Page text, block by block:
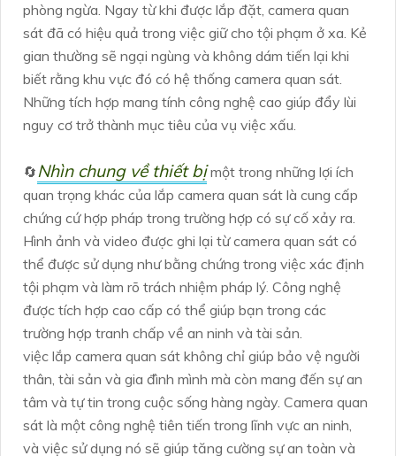
phòng ngừa. Ngay từ khi được lắp đặt, camera quan
sát đã có hiệu quả trong việc giữ cho tội phạm ở xa. Kẻ
gian thường sẽ ngại ngùng và không dám tiến lại khi
biết rằng khu vực đó có hệ thống camera quan sát.
Những tích hợp mang tính công nghệ cao giúp đẩy lùi
nguy cơ trở thành mục tiêu của vụ việc xấu.
🔄Nhìn chung về thiết bịmột trong những lợi ích
quan trọng khác của lắp camera quan sát là cung cấp
chứng cứ hợp pháp trong trường hợp có sự cố xảy ra.
Hình ảnh và video được ghi lại từ camera quan sát có
thể được sử dụng như bằng chứng trong việc xác định
tội phạm và làm rõ trách nhiệm pháp lý. Công nghệ
được tích hợp cao cấp có thể giúp bạn trong các
trường hợp tranh chấp về an ninh và tài sản.
việc lắp camera quan sát không chỉ giúp bảo vệ người
thân, tài sản và gia đình mình mà còn mang đến sự an
tâm và tự tin trong cuộc sống hàng ngày. Camera quan
sát là một công nghệ tiên tiến trong lĩnh vực an ninh,
và việc sử dụng nó sẽ giúp tăng cường sự an toàn và